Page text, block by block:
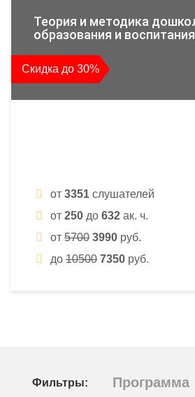
Теория и методика
образования и воспитания
Скидка до 30%
от 3351 слушателей
от 250 до 632 ак. ч.
от 5700 3990 руб.
до 10500 7350 руб.
Фильтры:
Программа